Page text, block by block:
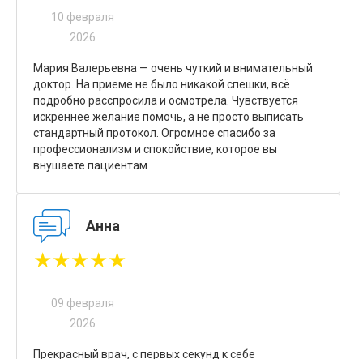
10 февраля
2026
Мария Валерьевна — очень чуткий и внимательный
доктор. На приеме не было никакой спешки, всё
подробно расспросила и осмотрела. Чувствуется
искреннее желание помочь, а не просто выписать
стандартный протокол. Огромное спасибо за
профессионализм и спокойствие, которое вы
внушаете пациентам
Анна
★★★★★
09 февраля
2026
Прекрасный врач, с первых секунд к себе